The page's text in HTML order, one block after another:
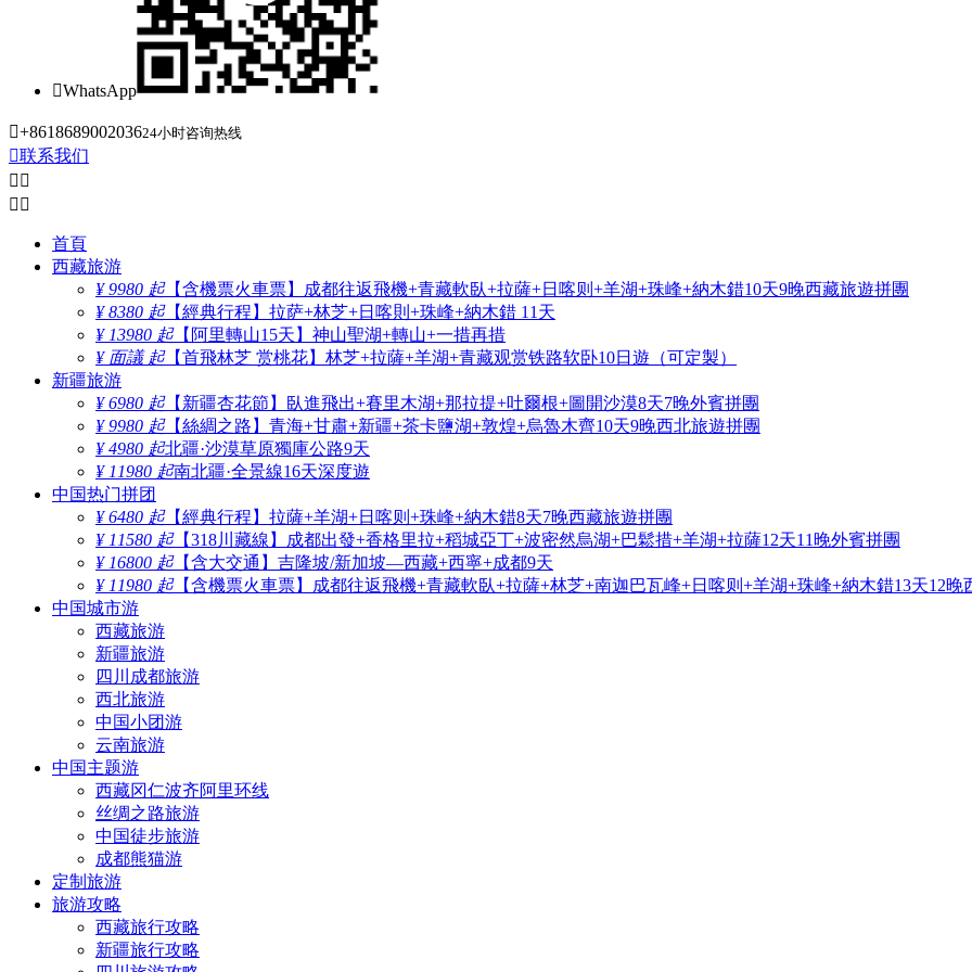
WhatsApp
+861868900203624小时咨询热线
联系我们
 
 
首頁
西藏旅游
¥ 9980 起【含機票火車票】成都往返飛機+青藏軟臥+拉薩+日喀则+羊湖+珠峰+納木錯10天9晚西藏旅遊拼團
¥ 8380 起【經典行程】拉萨+林芝+日喀則+珠峰+納木錯 11天
¥ 13980 起【阿里轉山15天】神山聖湖+轉山+一措再措
¥ 面議 起【首飛林芝 赏桃花】林芝+拉薩+羊湖+青藏观赏铁路软卧10日遊（可定製）
新疆旅游
¥ 6980 起【新疆杏花節】臥進飛出+賽里木湖+那拉提+吐爾根+圖開沙漠8天7晚外賓拼團
¥ 9980 起【絲綢之路】青海+甘肅+新疆+茶卡鹽湖+敦煌+烏魯木齊10天9晚西北旅遊拼團
¥ 4980 起北疆·沙漠草原獨庫公路9天
¥ 11980 起南北疆·全景線16天深度遊
中国热门拼团
¥ 6480 起【經典行程】拉薩+羊湖+日喀则+珠峰+納木錯8天7晚西藏旅遊拼團
¥ 11580 起【318川藏線】成都出發+香格里拉+稻城亞丁+波密然烏湖+巴鬆措+羊湖+拉薩12天11晚外賓拼團
¥ 16800 起【含大交通】吉隆坡/新加坡—西藏+西寧+成都9天
¥ 11980 起【含機票火車票】成都往返飛機+青藏軟臥+拉薩+林芝+南迦巴瓦峰+日喀则+羊湖+珠峰+納木錯13天12晚
中国城市游
西藏旅游
新疆旅游
四川成都旅游
西北旅游
中国小团游
云南旅游
中国主题游
西藏冈仁波齐阿里环线
丝绸之路旅游
中国徒步旅游
成都熊猫游
定制旅游
旅游攻略
西藏旅行攻略
新疆旅行攻略